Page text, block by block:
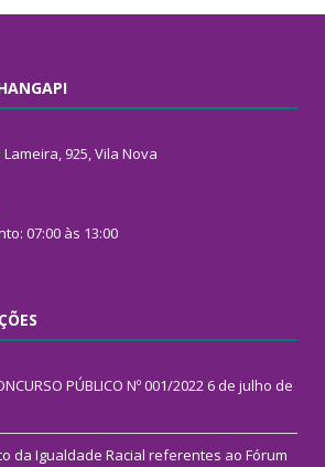
925, Vila Nova
07:00 às 13:00
PÚBLICO Nº 001/2022 6 de julho de
da Igualdade Racial referentes ao Fórum